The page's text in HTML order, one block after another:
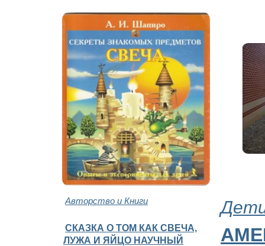
Авторство и Книги
СКАЗКА О ТОМ КАК СВЕЧА,
ЛУЖА И ЯЙЦО НАУЧНЫЙ